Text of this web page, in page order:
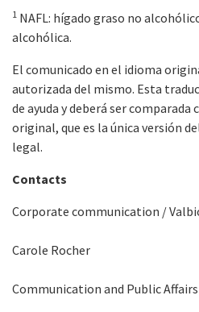
1 NAFL: hígado graso no
alcohólica.
El comunicado en el idioma
autorizada del mismo. Esta
de ayuda y deberá ser
original, que es la única versión
legal.
Contacts
Corporate communication /
Carole Rocher
Communication and Public